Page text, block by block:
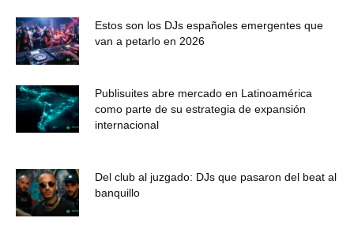
Estos son los DJs españoles emergentes que
van a petarlo en 2026
Publisuites abre mercado en Latinoamérica
como parte de su estrategia de expansión
internacional
Del club al juzgado: DJs que pasaron del beat al
banquillo